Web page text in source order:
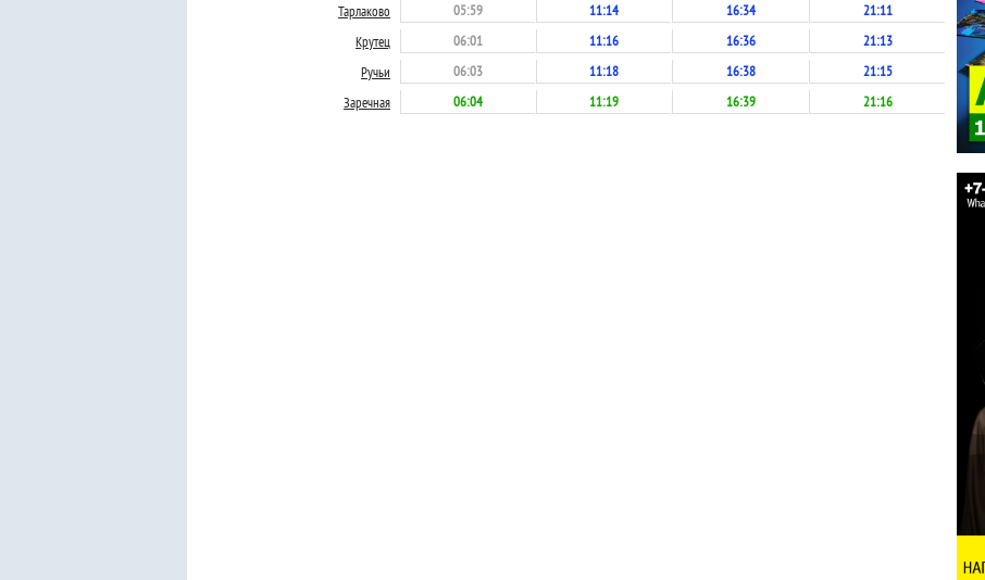
Тарлаково
05:59 11:14 16:34
21:11
Крутец
06:01 11:16 16:36
21:13
Ручьи
06:03 11:18 16:38
21:15
Заречная
06:04 11:19 16:39 21:16